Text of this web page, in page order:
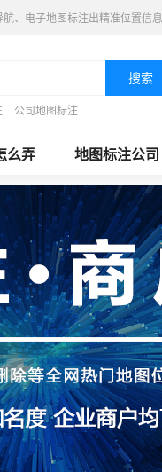
电子地图标注出精准位置信
搜索
公司地图标注
么弄 地图标注公司